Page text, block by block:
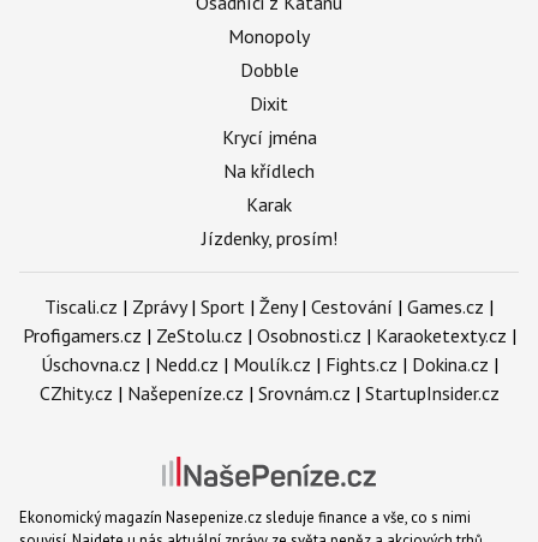
Monopoly
Dobble
Dixit
Krycí jména
Na křídlech
Karak
Jízdenky, prosím!
Tiscali.cz | Zprávy| Sport | Ženy| Cestování | Games.cz |
Profigamers.cz | ZeStolu.cz | Osobnosti.cz | Karaoketexty.cz |
Úschovna.cz | Nedd.cz | Moulík.cz | Fights.cz | Dokina.cz |
CZhity.cz | Našepeníze.cz | Srovnám.cz | StartupInsider.cz
Ekonomický magazín Nasepenize.cz sleduje finance a vše, co s nimi